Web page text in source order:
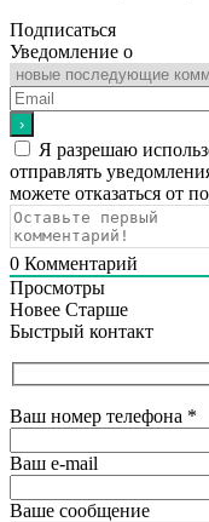
Подписаться
Уведомление о
Я разрешаю
отправлять
можете отказаться от
0 Комментарий
Просмотры
Новее Старше
Быстрый контакт
Ваш номер телефона *
Ваш e-mail
Ваше сообщение